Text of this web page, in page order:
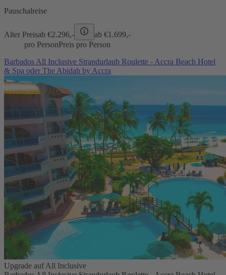
Pauschalreise
Alter Preisab €2.296,- ab €1.699,-
pro PersonPreis pro Person
Barbados All Inclusive Strandurlaub Roulette - Accra Beach Hotel
& Spa oder The Abidah by Accra
Upgrade auf All Inclusive